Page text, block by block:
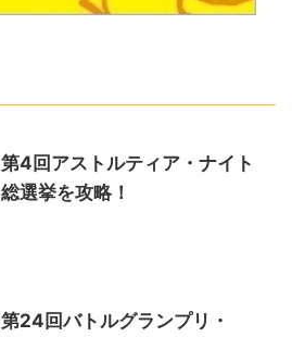
第4回アストルティア・ナイト
総選挙を攻略！
第24回バトルグランプリ・